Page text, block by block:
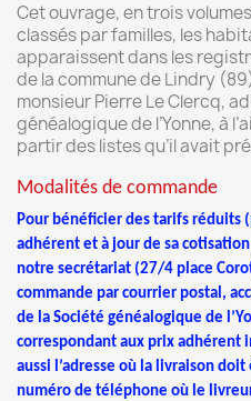
Cet ouvrage, en trois
classés par familles, les
apparaissent dans les
de la commune de Lindry
monsieur Pierre Le Clercq,
généalogique de l’Yonne, à
partir des listes qu’il avait
Modalités de commande
Pour bénéficier des tarifs réduits
adhérent et à jour de sa
notre secrétariat (27/4 place
commande par courrier postal,
de la Société généalogique de
correspondant aux prix adhérent
aussi l’adresse où la livraison
numéro de téléphone où le